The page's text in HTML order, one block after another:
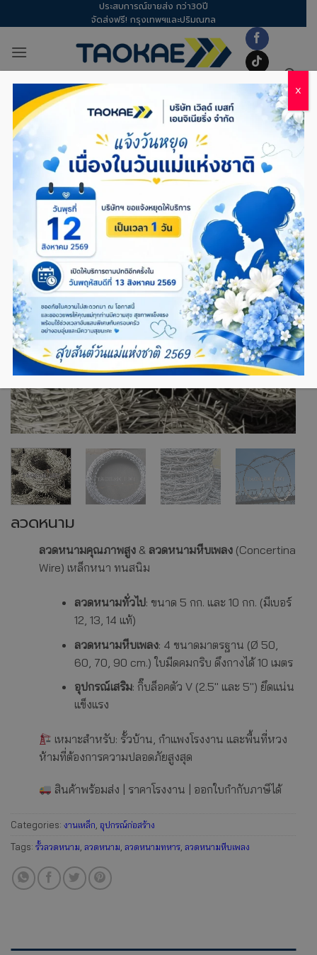
to
ประสบการณ์ขายส่ง กว่า30ปี
จัดส่งฟรี! กรุงเทพฯและปริมณฑล
งานเหล็ก
ลวดหนาม
ลวดหนามคุณภาพสูง & ลวดหนามหีบเพลง (Concertina
Wire) เหล็กหนา ทนสนิม
ลวดหนามทั่วไป: ขนาด 5 กก. และ 10 กก. (มีเบอร์
12, 13, 14 แท้)
ลวดหนามหีบเพลง: 4 ขนาดมาตรฐาน (Ø 50,
60, 70, 90 cm.) ใบมีดคมกริบ ดึงกางได้ 10 เมตร
อุปกรณ์เสริม: กิ๊บล็อคตัว V (2.5″ และ 5″) ยึดแน่น
แข็งแรง
เหมาะสำหรับ: รั้วบ้าน, กำแพงโรงงาน และพื้นที่หวง
ห้ามที่ต้องการความปลอดภัยสูงสุด
สินค้าพร้อมส่ง | ราคาโรงงาน | ออกใบกำกับภาษีได้
Categories: งานเหล็ก อุปกรณ์ก่อสร้าง
Tags: รั้วลวดหนาม ลวดหนาม ลวดหนามทหาร ลวดหนามหีบเพลง
X